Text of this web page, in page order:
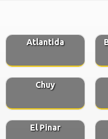
Atlantida
Chuy
El Pinar